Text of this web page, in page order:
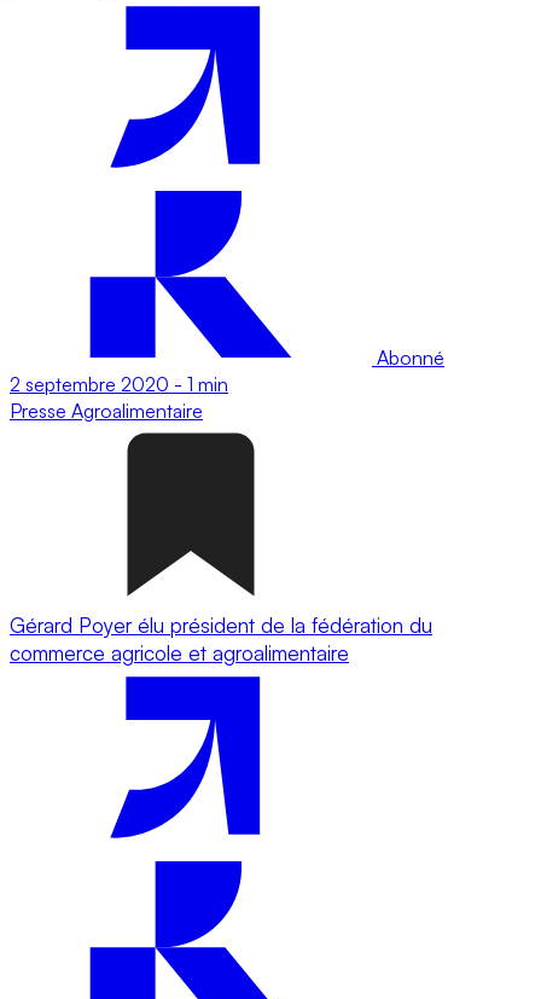
Abonné
2 septembre 2020 - 1 min
Presse Agroalimentaire
Gérard Poyer élu président de la fédération du
commerce agricole et agroalimentaire